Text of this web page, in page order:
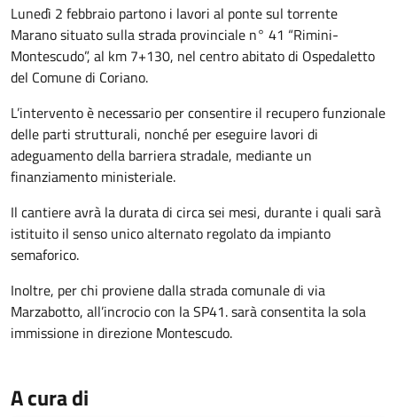
Lunedì 2 febbraio partono i lavori al ponte sul torrente
Marano situato sulla strada provinciale n° 41 “Rimini-
Montescudo”, al km 7+130, nel centro abitato di Ospedaletto
del Comune di Coriano.
L’intervento è necessario per consentire il recupero funzionale
delle parti strutturali, nonché per eseguire lavori di
adeguamento della barriera stradale, mediante un
finanziamento ministeriale.
Il cantiere avrà la durata di circa sei mesi, durante i quali sarà
istituito il senso unico alternato regolato da impianto
semaforico.
Inoltre, per chi proviene dalla strada comunale di via
Marzabotto, all’incrocio con la SP41. sarà consentita la sola
immissione in direzione Montescudo.
A cura di